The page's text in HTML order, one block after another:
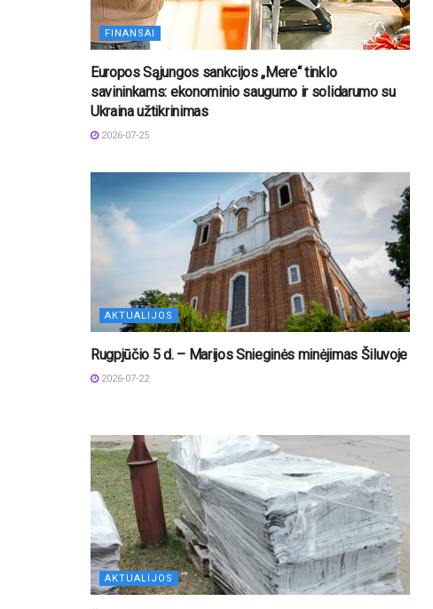
FINANSAI
Europos Sąjungos sankcijos „Mere“ tinklo
savininkams: ekonominio saugumo ir solidarumo su
Ukraina užtikrinimas
2026-07-25
AKTUALIJOS
Rugpjūčio 5 d. – Marijos Snieginės minėjimas Šiluvoje
2026-07-22
AKTUALIJOS